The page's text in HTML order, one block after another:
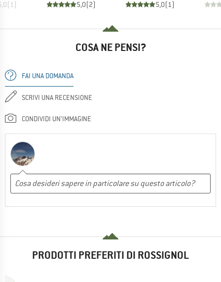
(1) 5,0(2)
5,0(1)
COSA NE PENSI?
FAI UNA DOMANDA
SCRIVI UNA RECENSIONE
CONDIVIDI UN'IMMAGINE
PRODOTTI PREFERITI DI ROSSIGNOL